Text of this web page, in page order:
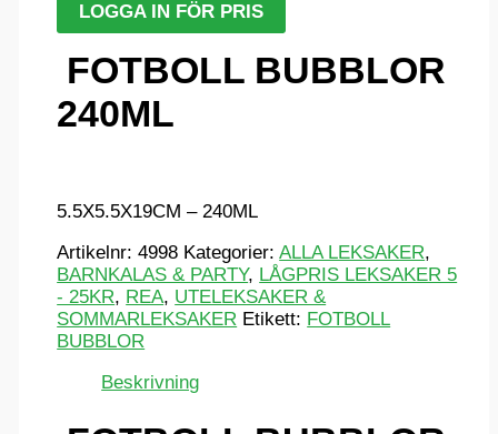
LOGGA IN FÖR PRIS
FOTBOLL BUBBLOR
240ML
5.5X5.5X19CM – 240ML
Artikelnr:4998 Kategorier:ALLA LEKSAKER,
BARNKALAS & PARTY, LÅGPRIS LEKSAKER 5
- 25KR, REA, UTELEKSAKER &
SOMMARLEKSAKER Etikett: FOTBOLL
BUBBLOR
Beskrivning